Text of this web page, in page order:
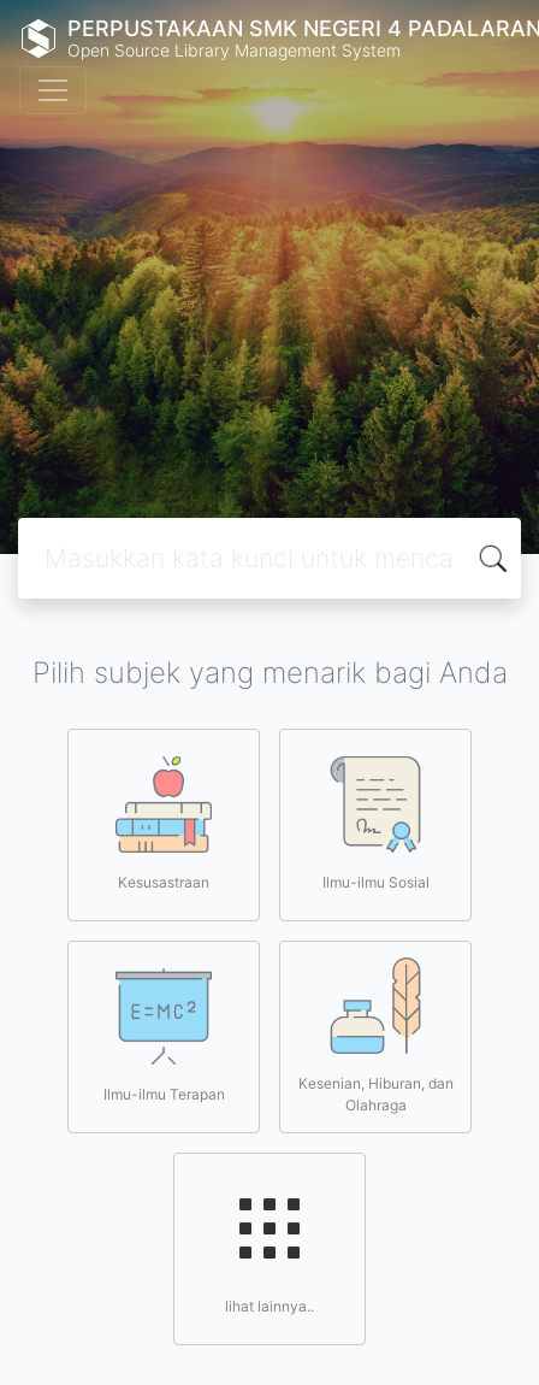
PERPUSTAKAAN SMK NEGERI 4
Open Source Library Management System
Pilih subjek yang menarik bagi Anda
Kesusastraan Ilmu-ilmu Sosial
Ilmu-ilmu Terapan
Kesenian, Hiburan, dan
Olahraga
lihat lainnya..